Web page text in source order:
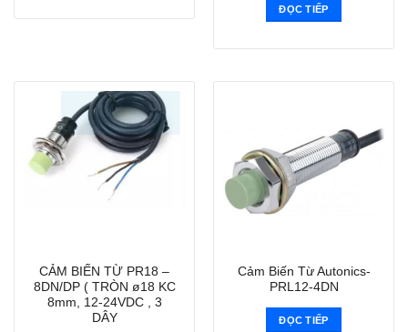
ĐỌC TIẾP
CẢM BIẾN TỪ PR18 –
8DN/DP ( TRÒN ø18 KC
8mm, 12-24VDC , 3
DÂY
Cảm Biến Từ Autonics-
PRL12-4DN
ĐỌC TIẾP